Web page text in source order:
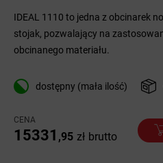
IDEAL 1110 to jedna z obcinarek
stojak, pozwalający na
obcinanego materiału.
dostępny (mała ilość)
CENA
15331 ,95 zł brutto